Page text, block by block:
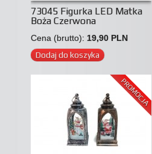
73045 Figurka LED Matka
Boża Czerwona
Cena (brutto): 19,90 PLN
Dodaj do koszyka
PROMOCJA